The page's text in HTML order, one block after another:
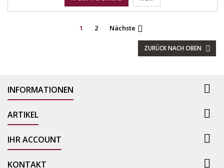
1 2 Nächste 
ZURÜCK NACH OBEN 
INFORMATIONEN 
ARTIKEL 
IHR ACCOUNT 
KONTAKT 